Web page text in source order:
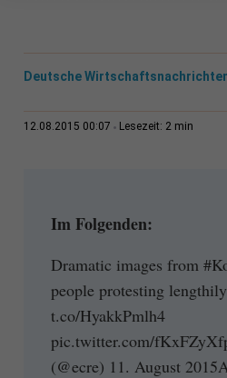
Deutsche
12.08.2015 00:07 Lesezeit: 2 min
Im Folgenden:
Dramatic images from
people protesting
t.co/HyakkPmlh4
pic.twitter.com/
(@ecre) 11. August